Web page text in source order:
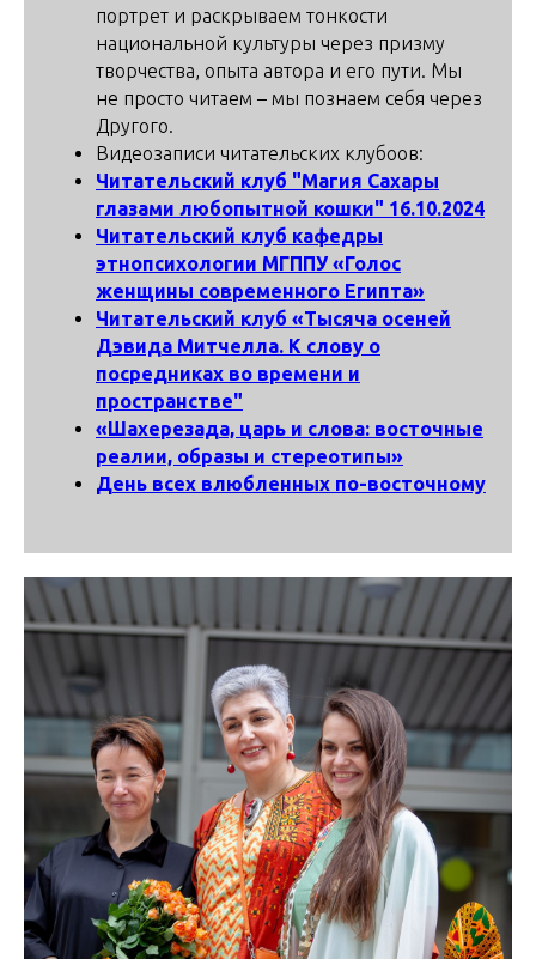
портрет и раскрываем тонкости
национальной культуры через призму
творчества, опыта автора и его пути. Мы
не просто читаем – мы познаем себя через
Другого.
Видеозаписи читательских клубоов:
Читательский клуб "Магия Сахары
глазами любопытной кошки" 16.10.2024
Читательский клуб кафедры
этнопсихологии МГППУ «Голос
женщины современного Египта»
Читательский клуб «Тысяча осеней
Дэвида Митчелла. К слову о
посредниках во времени и
пространстве"
«Шахерезада, царь и слова: восточные
реалии, образы и стереотипы»
День всех влюбленных по-восточному